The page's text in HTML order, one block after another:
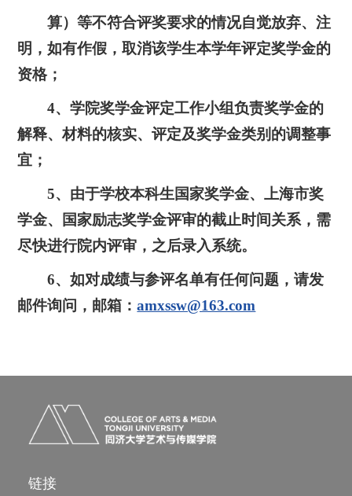
算）等不符合评奖要求的情况自觉放弃、注
明，如有作假，取消该学生本学年评定奖学金的
资格；
4、学院奖学金评定工作小组负责奖学金的
解释、材料的核实、评定及奖学金类别的调整事
宜；
5、由于学校本科生国家奖学金、上海市奖
学金、国家励志奖学金评审的截止时间关系，需
尽快进行院内评审，之后录入系统。
6、如对成绩与参评名单有任何问题，请发
邮件询问，邮箱：amxssw@163.com
链接